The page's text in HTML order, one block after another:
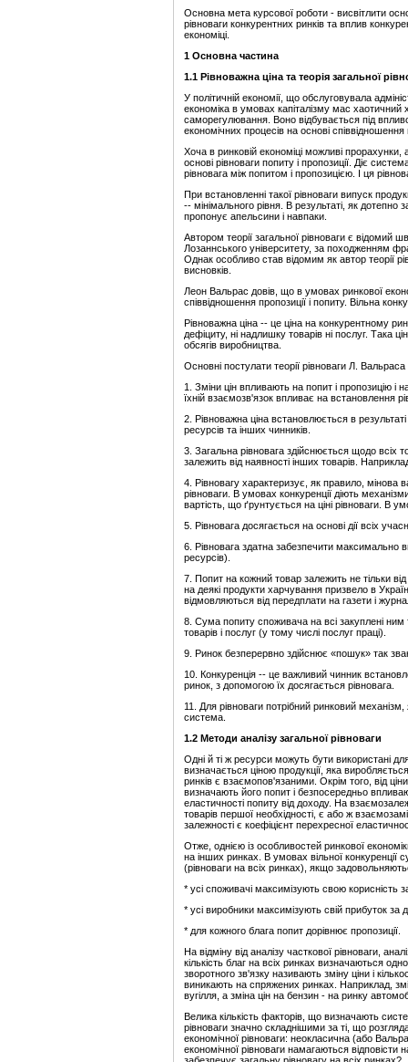
Основна мета курсової роботи - висвітлити
рівноваги конкурентних ринків та вплив
економіці.
1 Основна частина
1.1 Рівноважна ціна та теорія загальної
У політичній економії, що обслуговувала
економіка в умовах капіталізму мас хаотичний
саморегулювання. Воно відбувається під
економічних процесів на основі співвідношення
Хоча в ринковій економіці можливі
основі рівноваги попиту і пропозиції. Діє
рівновага між попитом і пропозицією. І ця
При встановленні такої рівноваги випуск
-- мінімального рівня. В результаті, як
пропонує апельсини і навпаки.
Автором теорії загальної рівноваги є
Лозаннського університету, за походженням
Однак особливо став відомим як автор теорії
висновків.
Леон Вальрас довів, що в умовах ринкової
співвідношення пропозиції і попиту. Вільна
Рівноважна ціна -- це ціна на конкурентному
дефіциту, ні надлишку товарів ні послуг. Така
обсягів виробництва.
Основні постулати теорії рівноваги Л. Вальраса
1. Зміни цін впливають на попит і пропозицію і
їхній взаємозв'язок впливає на встановлення
2. Рівноважна ціна встановлюється в результаті
ресурсів та інших чинників.
3. Загальна рівновага здійснюється щодо
залежить від наявності інших товарів.
4. Рівновагу характеризує, як правило, мінова
рівноваги. В умовах конкуренції діють
вартість, що ґрунтується на ціні рівноваги. В
5. Рівновага досягається на основі дії всіх
6. Рівновага здатна забезпечити максимально
ресурсів).
7. Попит на кожний товар залежить не тільки від
на деякі продукти харчування призвело в
відмовляються від передплати на газети і
8. Сума попиту споживача на всі закуплені ним
товарів і послуг (у тому числі послуг праці).
9. Ринок безперервно здійснює «пошук» так
10. Конкуренція -- це важливий чинник
ринок, з допомогою їх досягається рівновага.
11. Для рівноваги потрібний ринковий
система.
1.2 Методи аналізу загальної рівноваги
Одні й ті ж ресурси можуть бути використані
визначається ціною продукції, яка
ринків є взаємопов'язаними. Окрім того, від
визначають його попит і безпосередньо
еластичності попиту від доходу. На
товарів першої необхідності, є або ж
залежності є коефіцієнт перехресної
Отже, однією із особливостей ринкової
на інших ринках. В умовах вільної конкуренції
(рівноваги на всіх ринках), якщо
* усі споживачі максимізують свою
* усі виробники максимізують свій прибуток за
* для кожного блага попит дорівнює пропозиції.
На відміну від аналізу часткової рівноваги,
кількість благ на всіх ринках визначаються
зворотного зв'язку називають зміну ціни і
виникають на спряжених ринках. Наприклад,
вугілля, а зміна цін на бензин - на ринку
Велика кількість факторів, що визначають
рівноваги значно складнішими за ті, що
економічної рівноваги: неокласична (або
економічної рівноваги намагаються